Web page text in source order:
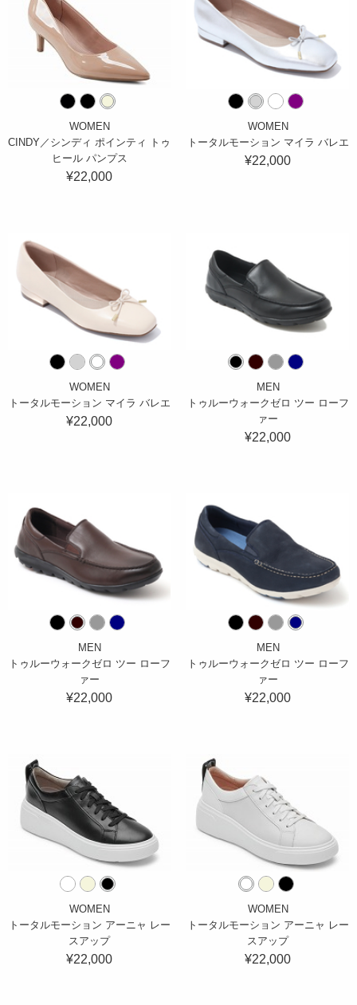
WOMEN
CINDY／シンディ ポインティ トゥ
ヒール パンプス
¥22,000
WOMEN
トータルモーション マイラ バレエ
¥22,000
WOMEN
トータルモーション マイラ バレエ
¥22,000
MEN
トゥルーウォークゼロ ツー ローフ
ァー
¥22,000
MEN
トゥルーウォークゼロ ツー ローフ
ァー
¥22,000
MEN
トゥルーウォークゼロ ツー ローフ
ァー
¥22,000
WOMEN
トータルモーション アーニャ レー
スアップ
¥22,000
WOMEN
トータルモーション アーニャ レー
スアップ
¥22,000